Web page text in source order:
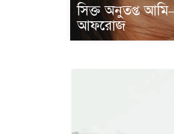
সিক্ত অনুতপ্ত
আফরোজ